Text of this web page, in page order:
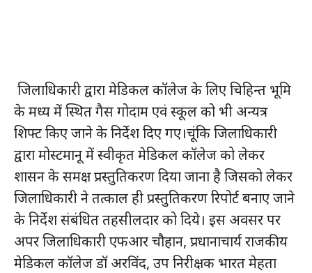
जिलाधिकारी द्वारा मेडिकल कॉलेज के लिए चिहिन्त भूमि
के मध्य में स्थित गैस गोदाम एवं स्कूल को भी अन्यत्र
शिफ्ट किए जाने के निर्देश दिए गए।चूंकि जिलाधिकारी
द्वारा मोस्टमानू में स्वीकृत मेडिकल कॉलेज को लेकर
शासन के समक्ष प्रस्तुतिकरण दिया जाना है जिसको लेकर
जिलाधिकारी ने तत्काल ही प्रस्तुतिकरण रिपोर्ट बनाए जाने
के निर्देश संबंधित तहसीलदार को दिये। इस अवसर पर
अपर जिलाधिकारी एफआर चौहान, प्रधानाचार्य राजकीय
मेडिकल कॉलेज डॉ अरविंद, उप निरीक्षक भारत मेहता